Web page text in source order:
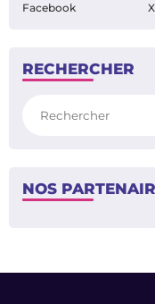
Facebook X
RECHERCHER
NOS